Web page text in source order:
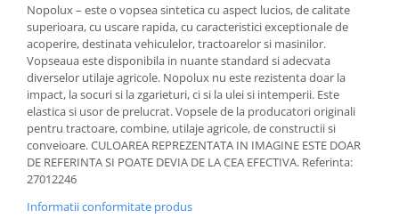
1.8.3. Ambreiaje
1.8.4. Transmisie punte spate
1.8.5. Transmisie punte fața 2 WD
(2x4)
1.8.6. Transmisie punte fața 4 WD
(4x4)
Nopolux – este o vopsea sintetica cu aspect lucios, de calitate
superioara, cu uscare rapida, cu caracteristici exceptionale de
acoperire, destinata vehiculelor, tractoarelor si masinilor.
Vopseaua este disponibila in nuante standard si adecvata
diverselor utilaje agricole. Nopolux nu este rezistenta doar la
impact, la socuri si la zgarieturi, ci si la ulei si intemperii. Este
elastica si usor de prelucrat. Vopsele de la producatori originali
pentru tractoare, combine, utilaje agricole, de constructii si
conveioare. CULOAREA REPREZENTATA IN IMAGINE ESTE DOAR
DE REFERINTA SI POATE DEVIA DE LA CEA EFECTIVA. Referinta:
27012246
Informatii conformitate produs